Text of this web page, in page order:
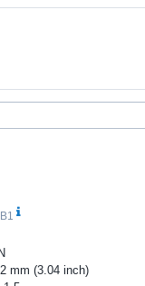
mm (3.04 inch)